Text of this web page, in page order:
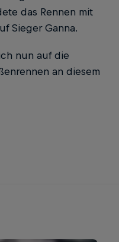
das Rennen mit
Sieger Ganna.
nun auf die
an diesem